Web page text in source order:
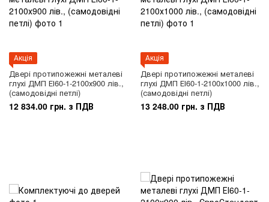
Акція
Двері протипожежні металеві
глухі ДМП ЕІ60-1-2100х900 лів.,
(самодовідні петлі)
12 834.00 грн. з ПДВ
Акція
Двері протипожежні металеві
глухі ДМП ЕІ60-1-2100х1000 лів.,
(самодовідні петлі)
13 248.00 грн. з ПДВ